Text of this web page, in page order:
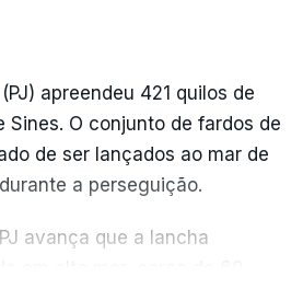
apreendeu 421 quilos de
Sines. O conjunto de fardos de
de ser lançados ao mar de
a perseguição.
avança que a lancha